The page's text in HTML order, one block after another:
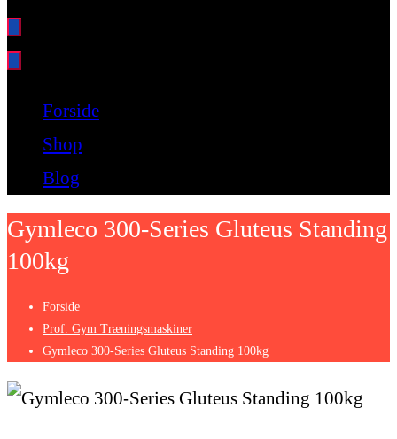
Bare endnu et fitness websted
Forside
Shop
Blog
Gymleco 300-Series Gluteus Standing
100kg
Forside
Prof. Gym Træningsmaskiner
Gymleco 300-Series Gluteus Standing 100kg